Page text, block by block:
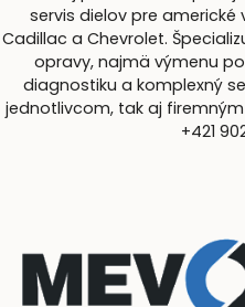
servis dielov pre americké
Cadillac a Chevrolet.
opravy, najmä výmenu
diagnostiku a komplexný
jednotlivcom, tak aj
+421